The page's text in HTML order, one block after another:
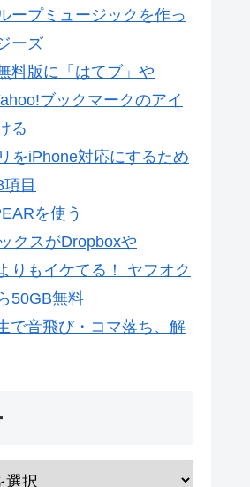
ープミュージックを作っ
ーズ
料版に「はてブ」や
ブックマークのアイ
る
をiPhone対応にするため
目
を使う
クスがDropboxや
りもイケてる！ ヤフオク
50GB無料
で音飛び・コマ落ち、解